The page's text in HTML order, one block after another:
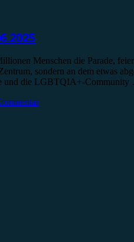
Menschen die Parade,
sondern an dem etwas
und die LGBTQIA+-